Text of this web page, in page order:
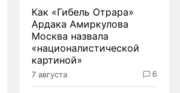
Как «Гибель Отрара»
Ардака Амиркулова
Москва назвала
«националистической
картиной»
7 августа 6